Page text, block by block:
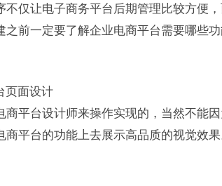
不仅让电子商务平台后期管理比较方便
之前一定要了解企业电商平台需要哪些
页面设计
商平台设计师来操作实现的，当然不能
商平台的功能上去展示高品质的视觉效